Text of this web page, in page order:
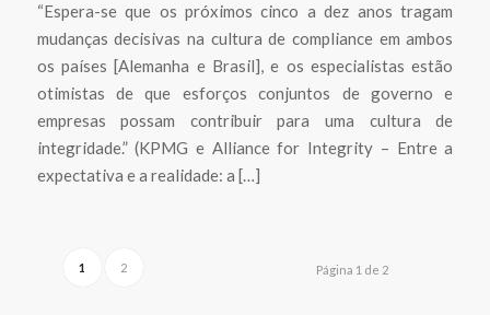
“Espera-se que os próximos cinco a dez anos tragam
mudanças decisivas na cultura de compliance em ambos
os países [Alemanha e Brasil], e os especialistas estão
otimistas de que esforços conjuntos de governo e
empresas possam contribuir para uma cultura de
integridade.” (KPMG e Alliance for Integrity – Entre a
expectativa e a realidade: a […]
Página 1 de 2
1 2